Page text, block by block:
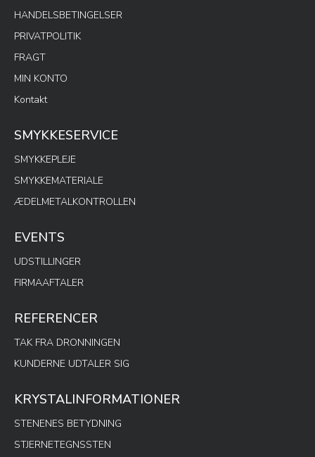
HANDELSBETINGELSER
PRIVATPOLITIK
FRAGT
MIN KONTO
Kontakt
SMYKKESERVICE
SMYKKEPLEJE
SMYKKEMATERIALE
ÆDELMETALKONTROLLEN
EVENTS
UDSTILLINGER
FIRMAAFTALER
REFERENCER
TAK FRA DRONNINGEN
KUNDERNE UDTALER SIG
KRYSTALINFORMATIONER
STENENES BETYDNING
STJERNETEGNSSTEN